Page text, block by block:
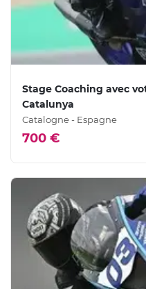
Stage Coaching avec
Catalunya
Catalogne - Espagne
700 €